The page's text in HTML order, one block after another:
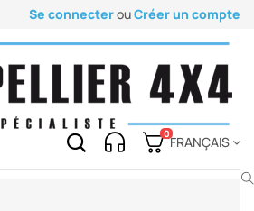
Se connecterouCréer un compte
0
FRANÇAIS